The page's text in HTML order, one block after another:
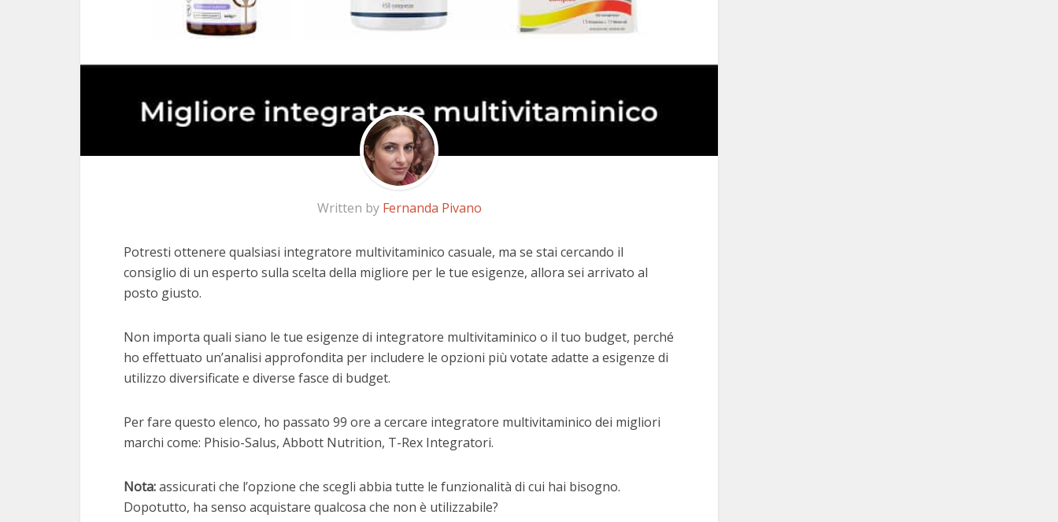
Written by Fernanda Pivano
Potresti ottenere qualsiasi integratore multivitaminico casuale, ma se stai cercando il
consiglio di un esperto sulla scelta della migliore per le tue esigenze, allora sei arrivato al
posto giusto.
Non importa quali siano le tue esigenze di integratore multivitaminico o il tuo budget, perché
ho effettuato un’analisi approfondita per includere le opzioni più votate adatte a esigenze di
utilizzo diversificate e diverse fasce di budget.
Per fare questo elenco, ho passato 99 ore a cercare integratore multivitaminico dei migliori
marchi come: Phisio-Salus, Abbott Nutrition, T-Rex Integratori.
Nota:assicurati che l’opzione che scegli abbia tutte le funzionalità di cui hai bisogno.
Dopotutto, ha senso acquistare qualcosa che non è utilizzabile?